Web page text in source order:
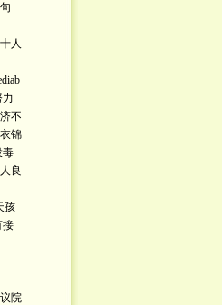
人
力
不
锦
毒
良
孩
接
院